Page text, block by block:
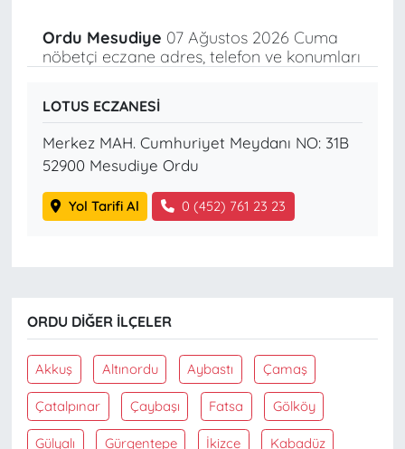
Ordu Mesudiye 07 Ağustos 2026 Cuma
nöbetçi eczane adres, telefon ve konumları
LOTUS ECZANESİ
Merkez MAH. Cumhuriyet Meydanı NO: 31B
52900 Mesudiye Ordu
Yol Tarifi Al 0 (452) 761 23 23
ORDU DIĞER İLÇELER
Akkuş Altınordu Aybastı Çamaş
Çatalpınar Çaybaşı Fatsa Gölköy
Gülyalı Gürgentepe İkizce Kabadüz